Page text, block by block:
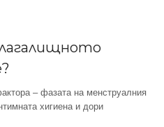
– фазата на менструалния
хигиена и дори